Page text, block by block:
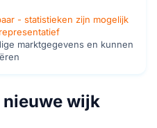
- statistieken zijn mogelijk
marktgegevens en kunnen
wijk